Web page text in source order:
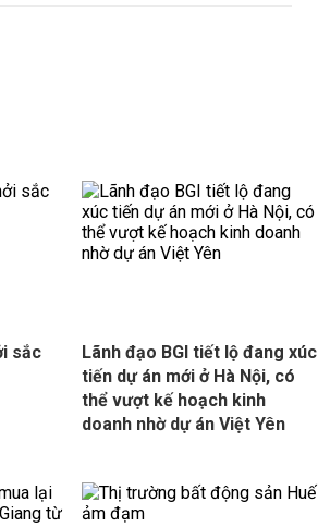
sắc
Lãnh đạo BGI tiết lộ đang xúc
tiến dự án mới ở Hà Nội, có
thể vượt kế hoạch kinh
doanh nhờ dự án Việt Yên